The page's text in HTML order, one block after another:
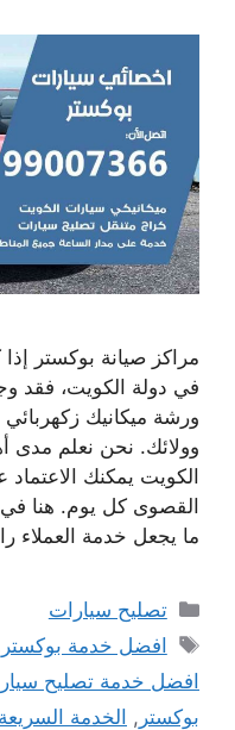
مراكز صيانة بوكستر
في دولة الكويت، فقد
ورشة ميكانيك
وولائك. نحن نعلم مدى
الكويت يمكنك الاعتماد
القصوى كل يوم. هنا
ما يجعل خدمة العملاء
التصنيفات
تصليح سيارات
الوسوم
افضل خدمة بوكستر
افضل خدمة تصليح
بوكستر , الخدمة السريعة